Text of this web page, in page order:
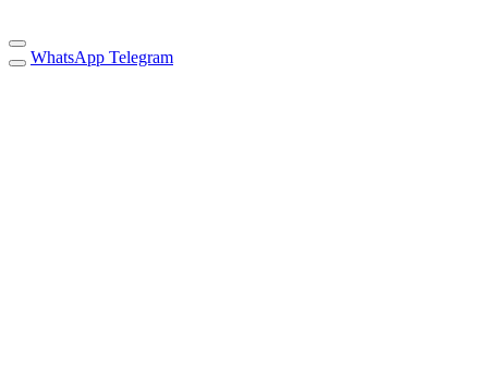
WhatsApp Telegram